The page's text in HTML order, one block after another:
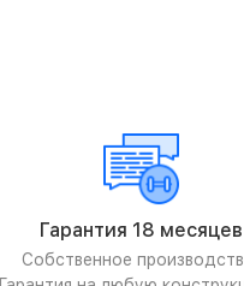
Гарантия 18 месяцев
Собственное